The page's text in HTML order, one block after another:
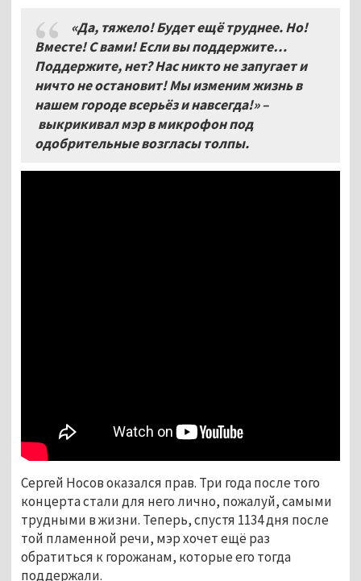
«Да, тяжело! Будет ещё труднее. Но!
Вместе! С вами! Если вы поддержите…
Поддержите, нет? Нас никто не запугает и
ничто не остановит! Мы изменим жизнь в
нашем городе всерьёз и навсегда!»–
выкрикивал мэр в микрофон под
одобрительные возгласы толпы.
Сергей Носов оказался прав. Три года после того
концерта стали для него лично, пожалуй, самыми
трудными в жизни. Теперь, спустя 1134 дня после
той пламенной речи, мэр хочет ещё раз
обратиться к горожанам, которые его тогда
поддержали.